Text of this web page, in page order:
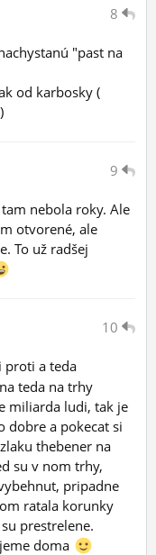
8
"past na
od karbosky (
)
9
nebola roky. Ale
otvorené, ale
To už radšej
10
proti a teda
teda na trhy
miliarda ludi, tak je
dobre a pokecat si
thebener na
su v nom trhy,
pripadne
ratala korunky
prestrelene.
doma